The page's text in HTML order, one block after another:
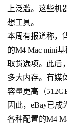
上泛滥。这些机
想工具。
本周有报道称，
的M4 Mac mini
取货选项。此后
多大内存。有媒
容量更高（
因此，eBay已成
各种配置的M4